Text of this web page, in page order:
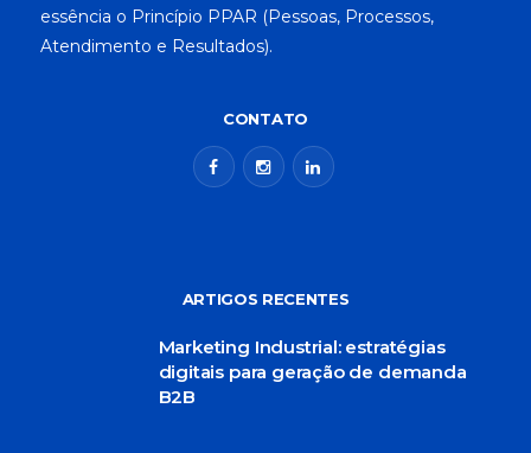
essência o Princípio PPAR (Pessoas, Processos,
Atendimento e Resultados).
CONTATO
ARTIGOS RECENTES
Marketing Industrial: estratégias
digitais para geração de demanda
B2B